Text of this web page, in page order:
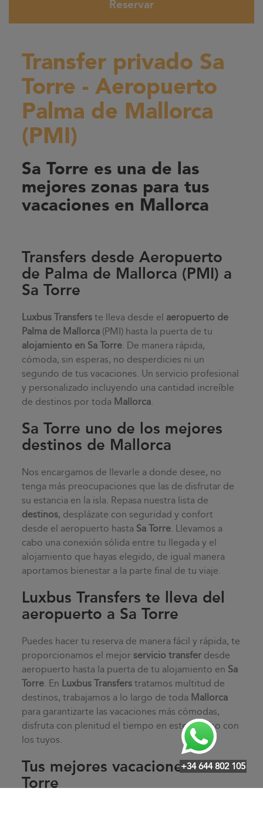
+34 644 802 105
Reservar
Transfer privado Sa
Torre - Aeropuerto
Palma de Mallorca
(PMI)
Sa Torre es una de las
mejores zonas para tus
vacaciones en Mallorca
Transfers desde Aeropuerto
de Palma de Mallorca (PMI) a
Sa Torre
Luxbus Transfers te lleva desde el aeropuerto de
Palma de Mallorca (PMI) hasta la puerta de tu
alojamiento en Sa Torre. De manera rápida,
cómoda, sin esperas, no desperdicies ni un
segundo de tus vacaciones. Un servicio profesional
y personalizado incluyendo una cantidad increíble
de destinos por toda Mallorca.
Sa Torre uno de los mejores
destinos de Mallorca
Nos encargamos de llevarle a donde desee, no
tenga más preocupaciones que las de disfrutar de
su estancia en la isla. Repasa nuestra lista de
destinos, desplázate con seguridad y confort
desde el aeropuerto hasta Sa Torre. Llevamos a
cabo una conexión sólida entre tu llegada y el
alojamiento que hayas elegido, de igual manera
aportamos bienestar a la parte final de tu viaje.
Luxbus Transfers te lleva del
aeropuerto a Sa Torre
Puedes hacer tu reserva de manera fácil y rápida, te
proporcionamos el mejorservicio transfer desde
aeropuerto hasta la puerta de tu alojamiento en Sa
Torre. En Luxbus Transfers tratamos multitud de
destinos, trabajamos a lo largo de toda Mallorca
para garantizarte las vacaciones más cómodas,
disfruta con plenitud el tiempo en este paraíso con
los tuyos.
Tus mejores vacaciones en Sa
Torre